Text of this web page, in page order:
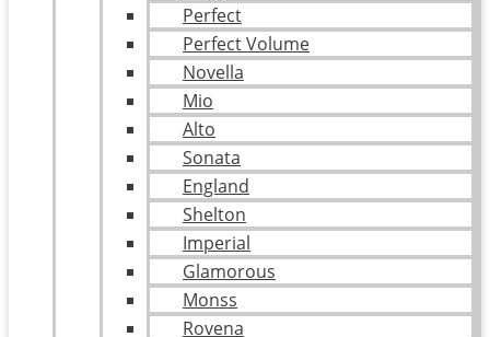
Perfect
Perfect Volume
Novella
Mio
Alto
Sonata
England
Shelton
Imperial
Glamorous
Monss
Rovena